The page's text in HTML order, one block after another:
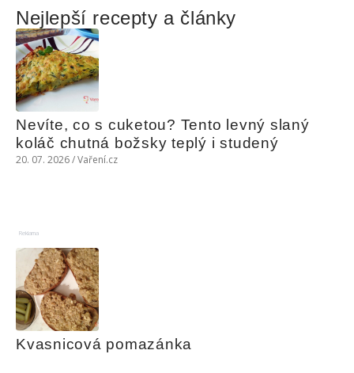
Nejlepší recepty a články
Nevíte, co s cuketou? Tento levný slaný
koláč chutná božsky teplý i studený
20. 07. 2026 / Vaření.cz
Reklama
Kvasnicová pomazánka